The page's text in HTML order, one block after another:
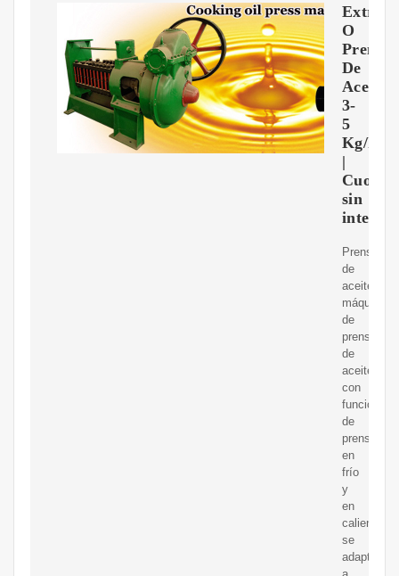
O
Prensa
De
Aceite
3-
5
Kg/h
|
Cuotas
sin
interés
Prensa
de
aceiteEsta
máquina
de
prensado
de
aceite
con
función
de
prensado
en
frío
y
en
caliente,
se
adapta